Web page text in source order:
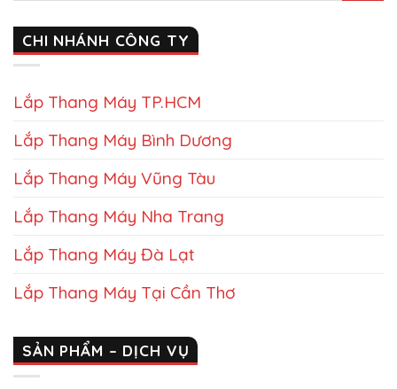
CHI NHÁNH CÔNG TY
Lắp Thang Máy TP.HCM
Lắp Thang Máy Bình Dương
Lắp Thang Máy Vũng Tàu
Lắp Thang Máy Nha Trang
Lắp Thang Máy Đà Lạt
Lắp Thang Máy Tại Cần Thơ
SẢN PHẨM – DỊCH VỤ